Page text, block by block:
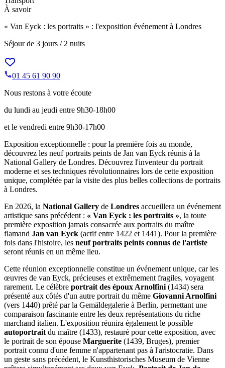
À savoir
« Van Eyck : les portraits » : l'exposition événement à Londres
Séjour de 3 jours / 2 nuits
01 45 61 90 90
Nous restons à votre écoute
du lundi au jeudi entre 9h30-18h00
et le vendredi entre 9h30-17h00
Exposition exceptionnelle : pour la première fois au monde,
découvrez les neuf portraits peints de Jan van Eyck réunis à la
National Gallery de Londres. Découvrez l'inventeur du portrait
moderne et ses techniques révolutionnaires lors de cette exposition
unique, complétée par la visite des plus belles collections de portraits
à Londres.
En 2026, la National Gallery de Londres accueillera un événement
artistique sans précédent : « Van Eyck : les portraits », la toute
première exposition jamais consacrée aux portraits du maître
flamand Jan van Eyck (actif entre 1422 et 1441). Pour la première
fois dans l'histoire, les neuf portraits peints connus de l'artiste
seront réunis en un même lieu.
Cette réunion exceptionnelle constitue un événement unique, car les
œuvres de van Eyck, précieuses et extrêmement fragiles, voyagent
rarement. Le célèbre portrait des époux Arnolfini (1434) sera
présenté aux côtés d'un autre portrait du même Giovanni Arnolfini
(vers 1440) prêté par la Gemäldegalerie à Berlin, permettant une
comparaison fascinante entre les deux représentations du riche
marchand italien. L'exposition réunira également le possible
autoportrait du maître (1433), restauré pour cette exposition, avec
le portrait de son épouse Marguerite (1439, Bruges), premier
portrait connu d'une femme n'appartenant pas à l'aristocratie. Dans
un geste sans précédent, le Kunsthistorisches Museum de Vienne